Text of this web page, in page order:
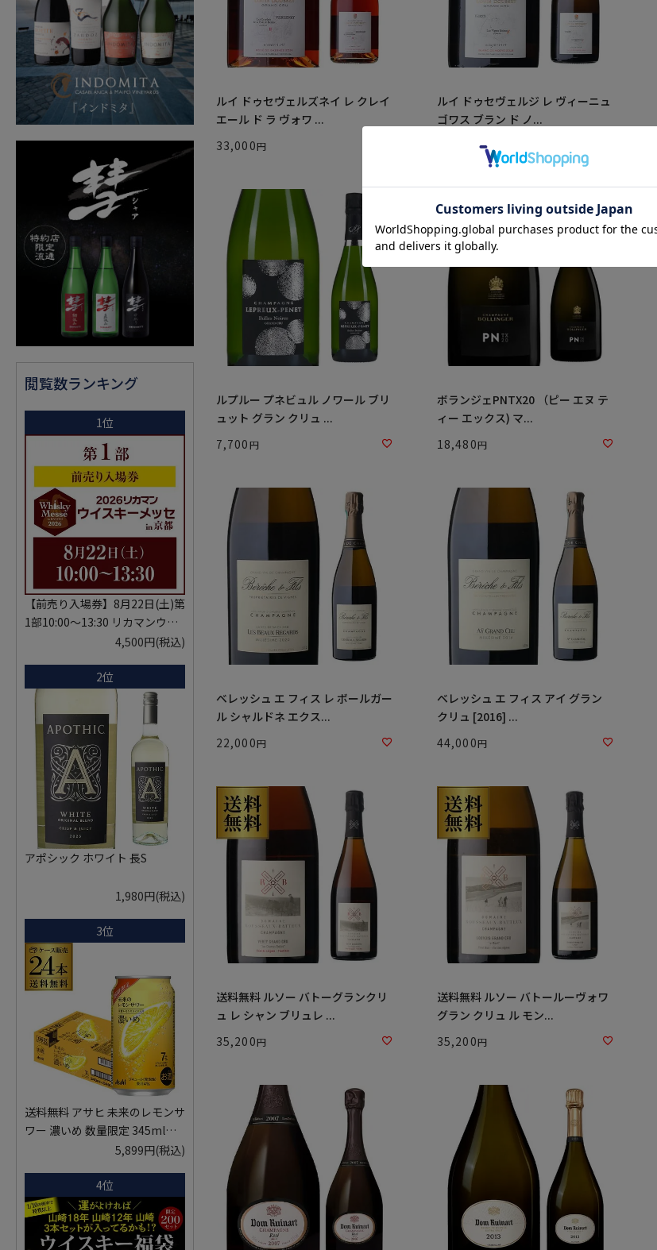
閲覧数ランキング
1位
【前売り入場券】8月22日(土)第
1部10:00～13:30 リカマンウイ
スキーメッセ in京都 2026 1枚
中旬】にメールにて配信予定
※代引き決済不可
4,500円(税込)
2位
アポシック ホワイト 長S
1,980円(税込)
3位
送料無料 アサヒ 未来のレモンサ
ワー 濃いめ 数量限定 345ml缶
×24本 1ケース レモンサワー チ
5,899円(税込)
4位
ルイ ドゥセヴェルズネイ レ クレイ
エール ド ラ ヴォワ ...
33,000
ルイ ドゥセヴェルジ レ ヴィーニュ
ゴワス ブラン ド ノ...
ルプルー プネビュル ノワール ブリ
ュット グラン クリュ ...
7,700
ボランジェPNTX20 （ピー エヌ テ
ィー エックス) マ...
18,480
ベレッシュ エ フィス レ ボールガー
ル シャルドネ エクス...
22,000
ベレッシュ エ フィス アイ グラン
クリュ [2016] ...
44,000
送料無料 ルソー バトーグランクリ
ュ レ シャン ブリュレ ...
35,200
送料無料 ルソー バトールーヴォワ
グラン クリュ ル モン...
35,200